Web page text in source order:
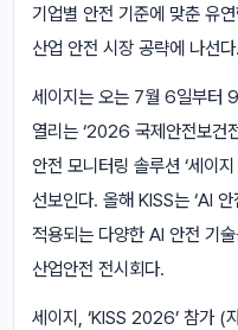
기업별 안전 기준에 맞춘 유
산업 안전 시장 공략에 나선다.
세이지는 오는 7월 6일부터
열리는 ‘2026 국제안전보건
안전 모니터링 솔루션 ‘세이
선보인다. 올해 KISS는 ‘AI
적용되는 다양한 AI 안전 기
산업안전 전시회다.
세이지, ‘KISS 2026’ 참가 (